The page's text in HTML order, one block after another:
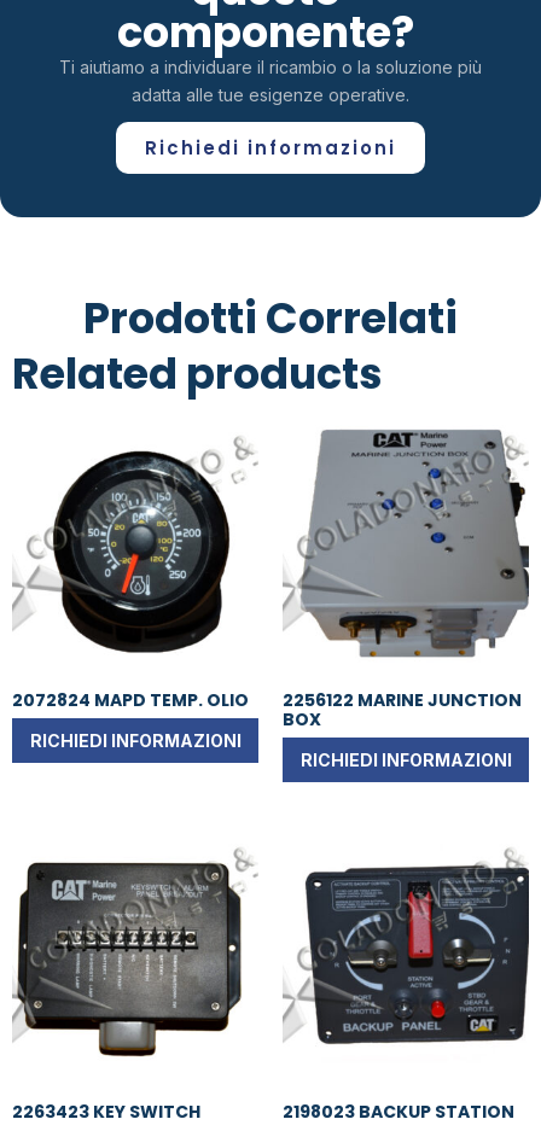
componente?
Ti aiutiamo a individuare il ricambio o la soluzione più
adatta alle tue esigenze operative.
Richiedi informazioni
Prodotti Correlati
Related products
2072824 MAPD TEMP. OLIO
RICHIEDI INFORMAZIONI
2256122 MARINE JUNCTION
BOX
RICHIEDI INFORMAZIONI
2263423 KEY SWITCH 2198023 BACKUP STATION